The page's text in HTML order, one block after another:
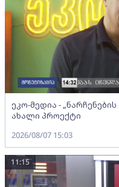
ეკო-მედია -
ახალი პროექტი
2026/08/07 15:03
11:15